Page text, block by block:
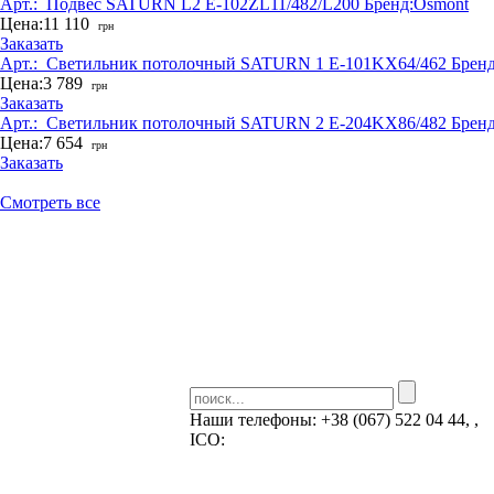
Арт.: _Подвес SATURN L2 E-102ZL11/482/L200 Бренд:Osmont
Цена:11 110 грн
Заказать
Арт.: _Светильник потолочный SATURN 1 E-101KX64/462
Цена:3 789 грн
Заказать
Арт.: _Светильник потолочный SATURN 2 E-204KX86/482
Цена:7 654 грн
Заказать
Смотреть все
Наши телефоны: +38 (067) 522 04 44, ,
ICQ: